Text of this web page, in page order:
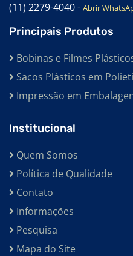
(11) 2279-4040- Abrir
Principais Produtos
Bobinas e Filmes
Sacos Plásticos em
Impressão em
Institucional
Quem Somos
Política de Qualidade
Contato
Informações
Pesquisa
Mapa do Site